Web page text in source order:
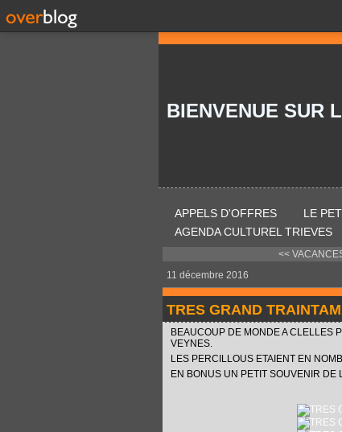
BIENVENUE SUR
APPELS D'OFFRES LE
AGENDA CULTUREL TRIEVES
<<
11 décembre 2016
TRES GRAND
BEAUCOUP DE MONDE A CLELLES
VEYNES.
LES PERCILLOUS ETAIENT EN
EN BONUS UN PETIT SOUVENIR DE